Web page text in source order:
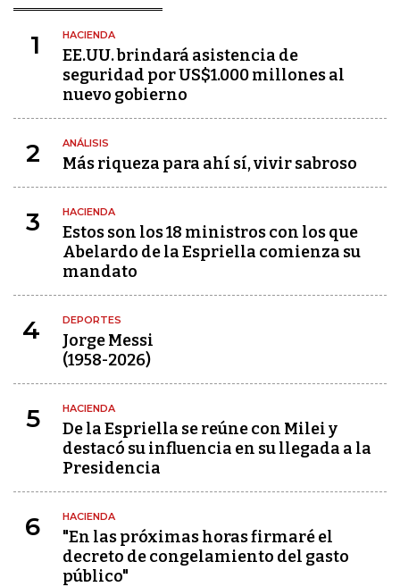
1 HACIENDA
EE.UU. brindará asistencia de
seguridad por US$1.000 millones al
nuevo gobierno
2 ANÁLISIS
Más riqueza para ahí sí, vivir sabroso
3 HACIENDA
Estos son los 18 ministros con los que
Abelardo de la Espriella comienza su
mandato
4 DEPORTES
Jorge Messi
(1958-2026)
5 HACIENDA
De la Espriella se reúne con Milei y
destacó su influencia en su llegada a la
Presidencia
6 HACIENDA
"En las próximas horas firmaré el
decreto de congelamiento del gasto
público"